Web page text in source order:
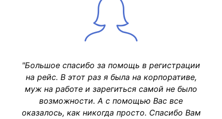
"Большое спасибо за помощь в регистрации
на рейс. В этот раз я была на корпоративе,
муж на работе и зарегиться самой не было
возможности. А с помощью Вас все
оказалось, как никогда просто. Спасибо Вам